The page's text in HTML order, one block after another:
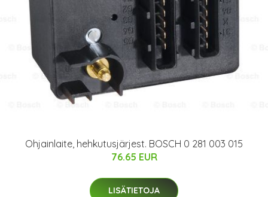
Ohjainlaite, hehkutusjärjest. BOSCH 0 281 003 015
76.65 EUR
LISÄTIETOJA